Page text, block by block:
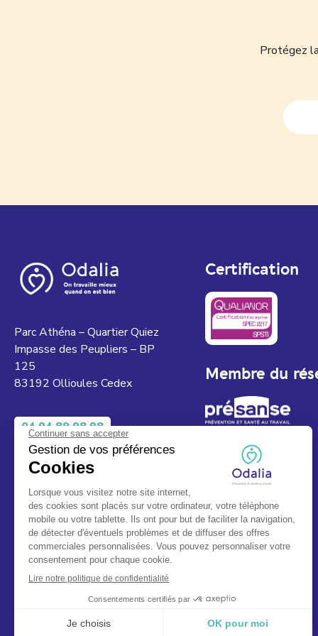
Protégez
Parc Athéna – Quartier Quiez
Impasse des Peupliers – BP
125
83192 Ollioules Cedex
04 94 89 98 98
Du lundi au jeudi 08h00 à 12h00 et de
13h00 à 17h00.
Le vendredi de 08h00 à 12h00.
Fermé le samedi, dimanche et jours
fériés.
Service & appel gratuits.
Certification
Membre du